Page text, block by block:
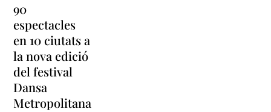
90
espectacles
en 10 ciutats a
la nova edició
del festival
Dansa
Metropolitana